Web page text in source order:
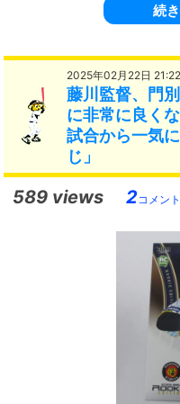
続
2025年02月22日 21:22
藤川監督、門
に非常に良く
試合から一気
じ」
589 views 2コメント